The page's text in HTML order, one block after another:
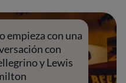
empieza con una
con
y Lewis